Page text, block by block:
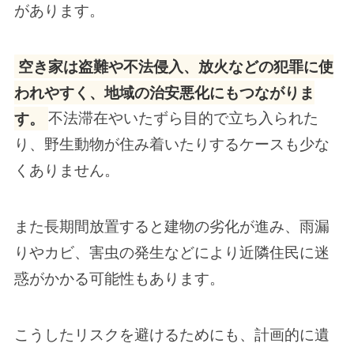
があります。
空き家は盗難や不法侵入、放火などの犯罪に使
われやすく、地域の治安悪化にもつながりま
す。
不法滞在やいたずら目的で立ち入られた
り、野生動物が住み着いたりするケースも少な
くありません。
また長期間放置すると建物の劣化が進み、雨漏
りやカビ、害虫の発生などにより近隣住民に迷
惑がかかる可能性もあります。
こうしたリスクを避けるためにも、計画的に遺